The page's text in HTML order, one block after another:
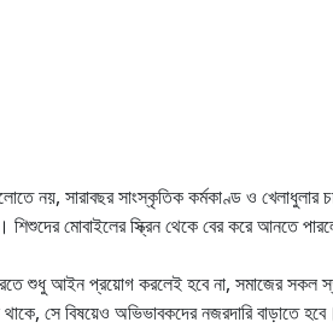
নয়, সারাবছর সাংস্কৃতিক কর্মকাণ্ড ও খেলাধুলার
মোবাইলের স্ক্রিন থেকে বের করে আনতে
শুধু আইন প্রয়োগ করলেই হবে না, সমাজের সকল
সে বিষয়েও অভিভাবকদের নজরদারি বাড়াতে হবে।